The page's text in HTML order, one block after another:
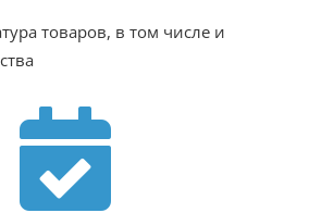
товаров, в том числе и
